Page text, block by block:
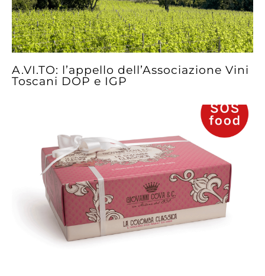
A.VI.TO: l’appello dell’Associazione Vini
Toscani DOP e IGP